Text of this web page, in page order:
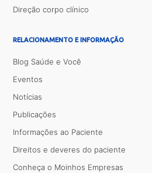
Direção corpo clínico
RELACIONAMENTO E INFORMAÇÃO
Blog Saúde e Você
Eventos
Notícias
Publicações
Informações ao Paciente
Direitos e deveres do paciente
Conheça o Moinhos Empresas